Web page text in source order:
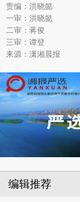
责编：洪晓懿
一审：洪晓懿
二审：蒋俊
三审：谭登
来源：潇湘晨报
编辑推荐